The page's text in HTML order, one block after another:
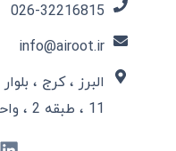
026-32216815​
info@airoot.ir
البرز ، کرج ،
11 ، طبقه 2 ، واحد شرقی